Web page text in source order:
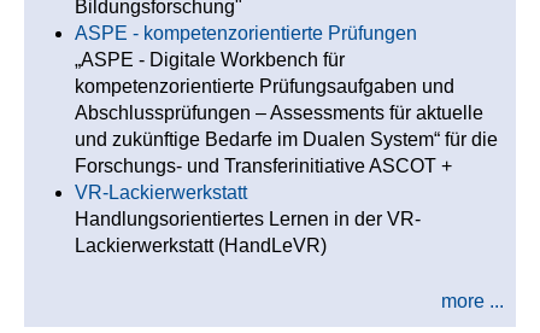
Bildungsforschung"
ASPE - kompetenzorientierte Prüfungen
„ASPE - Digitale Workbench für
kompetenzorientierte Prüfungsaufgaben und
Abschlussprüfungen – Assessments für aktuelle
und zukünftige Bedarfe im Dualen System“ für die
Forschungs- und Transferinitiative ASCOT +
VR-Lackierwerkstatt
Handlungsorientiertes Lernen in der VR-
Lackierwerkstatt (HandLeVR)
more ...